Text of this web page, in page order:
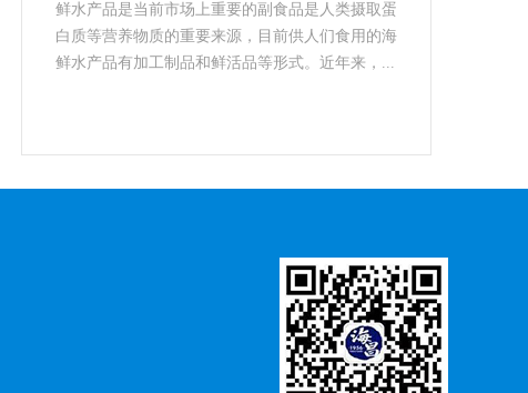
鲜水产品是当前市场上重要的副食品是人类摄取蛋
白质等营养物质的重要来源，目前供人们食用的海
鲜水产品有加工制品和鲜活品等形式。近年来，...